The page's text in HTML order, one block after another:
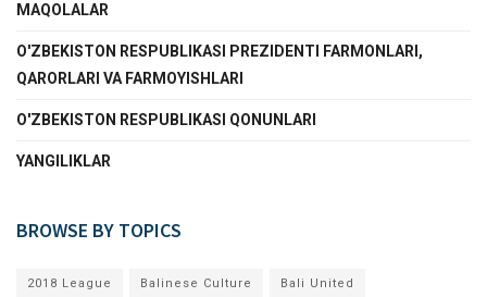
MAQOLALAR
O'ZBEKISTON RESPUBLIKASI PREZIDENTI FARMONLARI,
QARORLARI VA FARMOYISHLARI
O'ZBEKISTON RESPUBLIKASI QONUNLARI
YANGILIKLAR
BROWSE BY TOPICS
2018 League Balinese Culture Bali United